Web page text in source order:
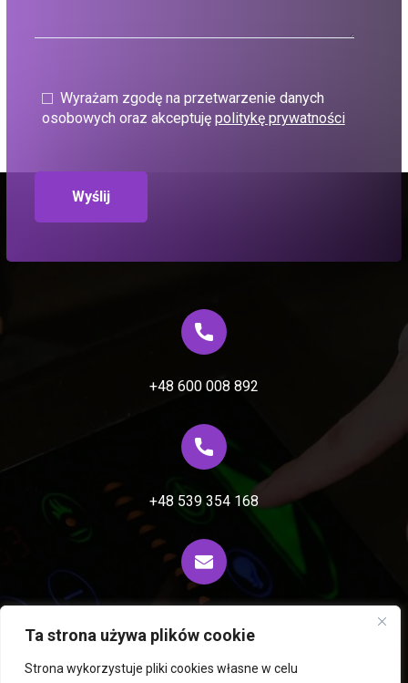
Ta strona używa plików cookie
Strona wykorzystuje pliki cookies własne w celu
Wyrażam zgodę na przetwarzenie danych
osobowych oraz akceptuję politykę prywatności
+48 600 008 892
+48 539 354 168